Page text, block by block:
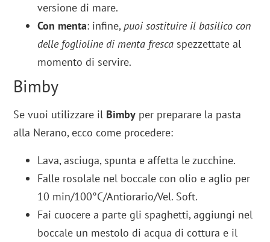
versione di mare.
Con menta: infine,puoi sostituire il basilico con
delle foglioline di menta fresca spezzettate al
momento di servire.
Bimby
Se vuoi utilizzare il Bimby per preparare la pasta
alla Nerano, ecco come procedere:
Lava, asciuga, spunta e affetta le zucchine.
Falle rosolale nel boccale con olio e aglio per
10 min/100°C/Antiorario/Vel. Soft.
Fai cuocere a parte gli spaghetti, aggiungi nel
boccale un mestolo di acqua di cottura e il